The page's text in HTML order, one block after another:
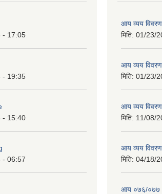
- 17:05
- 19:35
- 15:40
- 06:57
आय व्यय
मिति: 01/23/
आय व्यय
मिति: 01/23/
आय व्यय
मिति: 11/08/
आय व्यय
मिति: 04/18/
आय ०७६/०७७